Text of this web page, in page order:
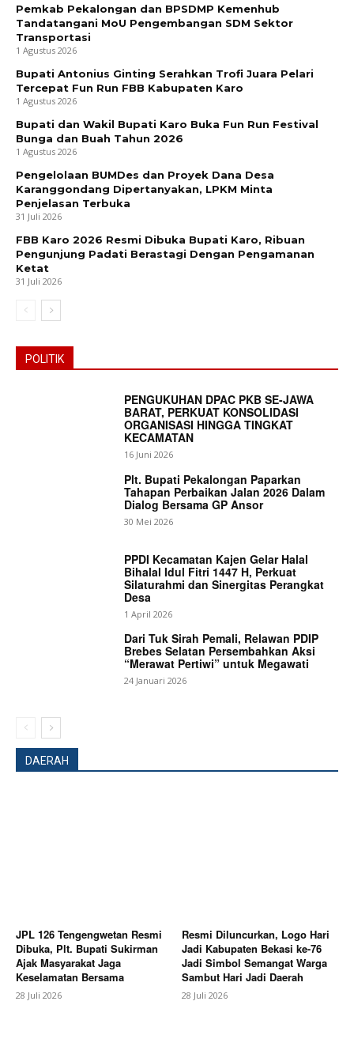
News Week
Pemkab Pekalongan dan BPSDMP Kemenhub
Tandatangani MoU Pengembangan SDM Sektor
Transportasi
1 Agustus 2026
Bupati Antonius Ginting Serahkan Trofi Juara Pelari
Tercepat Fun Run FBB Kabupaten Karo
1 Agustus 2026
Bupati dan Wakil Bupati Karo Buka Fun Run Festival
Bunga dan Buah Tahun 2026
1 Agustus 2026
Pengelolaan BUMDes dan Proyek Dana Desa
Karanggondang Dipertanyakan, LPKM Minta
Penjelasan Terbuka
31 Juli 2026
FBB Karo 2026 Resmi Dibuka Bupati Karo, Ribuan
Pengunjung Padati Berastagi Dengan Pengamanan
Ketat
31 Juli 2026
POLITIK
PENGUKUHAN DPAC PKB SE-JAWA
BARAT, PERKUAT KONSOLIDASI
ORGANISASI HINGGA TINGKAT
KECAMATAN
16 Juni 2026
Plt. Bupati Pekalongan Paparkan
Tahapan Perbaikan Jalan 2026 Dalam
Dialog Bersama GP Ansor
30 Mei 2026
PPDI Kecamatan Kajen Gelar Halal
Bihalal Idul Fitri 1447 H, Perkuat
Silaturahmi dan Sinergitas Perangkat
Desa
1 April 2026
Dari Tuk Sirah Pemali, Relawan PDIP
Brebes Selatan Persembahkan Aksi
“Merawat Pertiwi” untuk Megawati
24 Januari 2026
DAERAH
JPL 126 Tengengwetan Resmi
Dibuka, Plt. Bupati Sukirman
Ajak Masyarakat Jaga
Keselamatan Bersama
28 Juli 2026
Resmi Diluncurkan, Logo Hari
Jadi Kabupaten Bekasi ke-76
Jadi Simbol Semangat Warga
Sambut Hari Jadi Daerah
28 Juli 2026